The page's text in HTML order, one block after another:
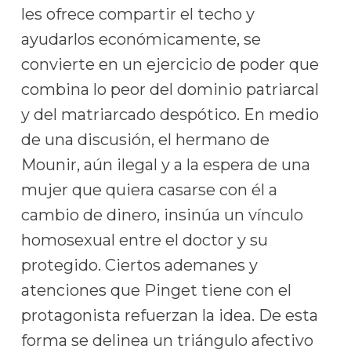
les ofrece compartir el techo y
ayudarlos económicamente, se
convierte en un ejercicio de poder que
combina lo peor del dominio patriarcal
y del matriarcado despótico. En medio
de una discusión, el hermano de
Mounir, aún ilegal y a la espera de una
mujer que quiera casarse con él a
cambio de dinero, insinúa un vínculo
homosexual entre el doctor y su
protegido. Ciertos ademanes y
atenciones que Pinget tiene con el
protagonista refuerzan la idea. De esta
forma se delinea un triángulo afectivo